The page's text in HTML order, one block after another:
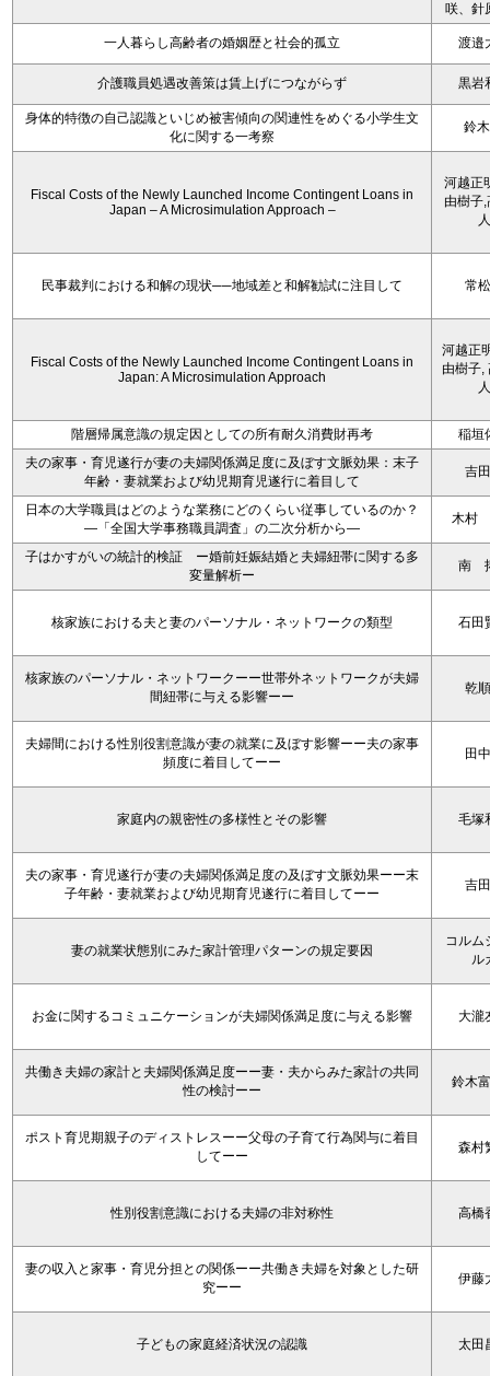
咲、針
一人暮らし高齢者の婚姻歴と社会的孤立 渡邉
介護職員処遇改善策は賃上げにつながらず 黒岩
身体的特徴の自己認識といじめ被害傾向の関連性をめぐる小学生文
化に関する一考察
鈴
Fiscal Costs of the Newly Launched Income Contingent Loans in
Japan – A Microsimulation Approach –
河越正
由樹子
人
民事裁判における和解の現状──地域差と和解勧試に注目して 常
Fiscal Costs of the Newly Launched Income Contingent Loans in
Japan: A Microsimulation Approach
河越正
由樹子,
人
階層帰属意識の規定因としての所有耐久消費財再考
稲垣
夫の家事・育児遂行が妻の夫婦関係満足度に及ぼす文脈効果：末子
年齢・妻就業および幼児期育児遂行に着目して
吉
日本の大学職員はどのような業務にどのくらい従事しているのか？
―「全国大学事務職員調査」の二次分析から―
木村
子はかすがいの統計的検証 ー婚前妊娠結婚と夫婦紐帯に関する多
変量解析ー
南
核家族における夫と妻のパーソナル・ネットワークの類型 石田
核家族のパーソナル・ネットワークーー世帯外ネットワークが夫婦
間紐帯に与える影響ーー
乾
夫婦間における性別役割意識が妻の就業に及ぼす影響ーー夫の家事
頻度に着目してーー
田
家庭内の親密性の多様性とその影響 毛塚
夫の家事・育児遂行が妻の夫婦関係満足度の及ぼす文脈効果ーー末
子年齢・妻就業および幼児期育児遂行に着目してーー
吉
妻の就業状態別にみた家計管理パターンの規定要因
コル
ル
お金に関するコミュニケーションが夫婦関係満足度に与える影響 大瀧
共働き夫婦の家計と夫婦関係満足度ーー妻・夫からみた家計の共同
性の検討ーー
鈴木
ポスト育児期親子のディストレスーー父母の子育て行為関与に着目
してーー
森村
性別役割意識における夫婦の非対称性 高橋
妻の収入と家事・育児分担との関係ーー共働き夫婦を対象とした研
究ーー
伊藤
子どもの家庭経済状況の認識 太田